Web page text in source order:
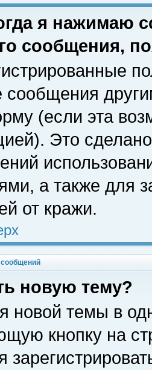
я нажимаю
сообщения,
сообщения
(если эта
Это
а также для
от кражи.
новую тему?
новой темы в
кнопку на